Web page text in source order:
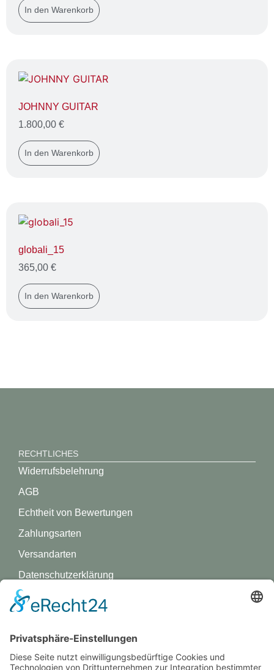
In den Warenkorb
JOHNNY GUITAR
1.800,00 €
In den Warenkorb
globali_15
365,00 €
In den Warenkorb
RECHTLICHES
Widerrufsbelehrung
AGB
Echtheit von Bewertungen
Zahlungsarten
Versandarten
Datenschutz­erklärung
Impressum
GREVY ANGEBOT
Was ist Grevy?